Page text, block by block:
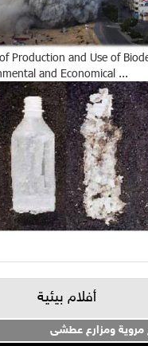
Production and Use of
and Economical ...
أفلام بيئية
ومزارع عطشى